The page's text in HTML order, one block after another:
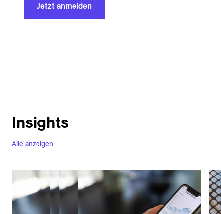
Jetzt anmelden
Alle anzeigen
Insights